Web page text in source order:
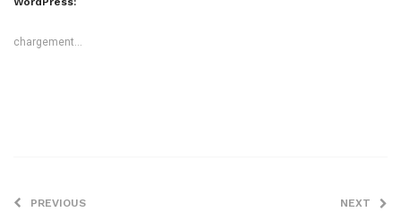
une
chargement…
PREVIOUS NEXT